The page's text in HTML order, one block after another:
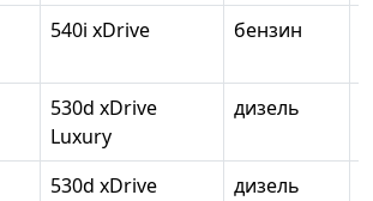
540i xDrive бензин
530d xDrive
Luxury
дизель
530d xDrive дизель